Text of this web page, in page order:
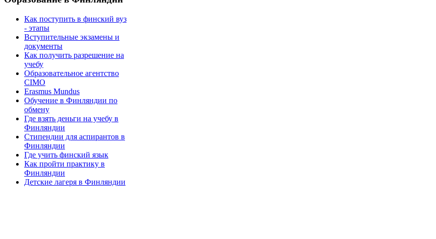
Как поступить в финский вуз
- этапы
Вступительные экзамены и
документы
Как получить разрешение на
учебу
Образовательное агентство
CIMO
Erasmus Mundus
Обучение в Финляндии по
обмену
Где взять деньги на учебу в
Финляндии
Стипендии для аспирантов в
Финляндии
Где учить финский язык
Как пройти практику в
Финляндии
Детские лагеря в Финляндии